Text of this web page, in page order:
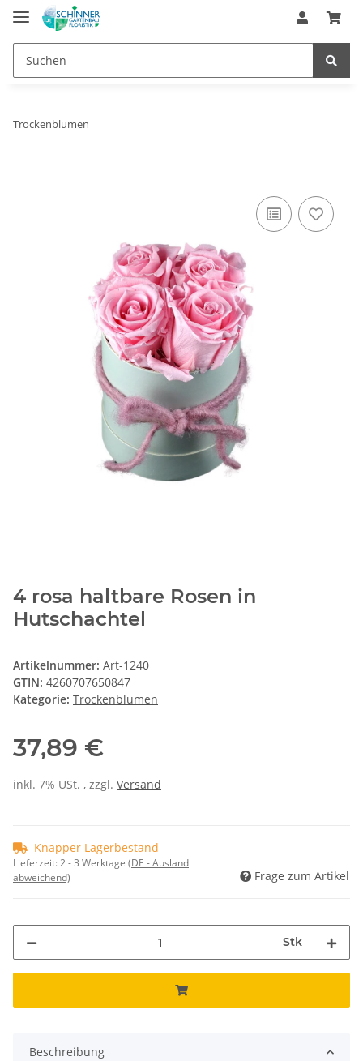
Trockenblumen
4 rosa haltbare Rosen in
Hutschachtel
Artikelnummer: Art-1240
GTIN: 4260707650847
Kategorie: Trockenblumen
37,89 €
inkl. 7% USt. , zzgl. Versand
Knapper Lagerbestand
Lieferzeit:2 - 3 Werktage (DE - Ausland
abweichend)
Frage zum Artikel
Stk
Beschreibung